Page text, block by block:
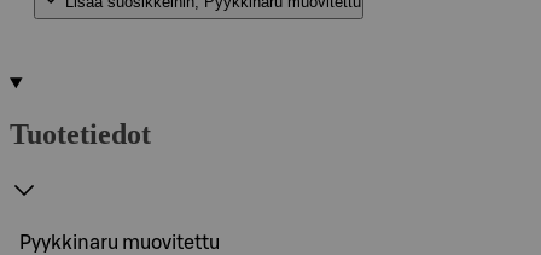
Tuotetiedot
Pyykkinaru muovitettu